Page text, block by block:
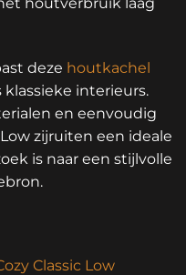
deze houtkachel
interieurs.
en eenvoudig
zijruiten een ideale
is naar een stijlvolle
Classic Low